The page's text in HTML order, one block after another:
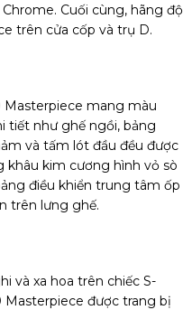
Cuối cùng, hãng độ
trên cửa cốp và trụ D.
Masterpiece mang màu
tiết như ghế ngồi, bảng
và tấm lót đầu đều được
khâu kim cương hình vỏ sò
điều khiển trung tâm ốp
trên lưng ghế.
và xa hoa trên chiếc S-
Masterpiece được trang bị